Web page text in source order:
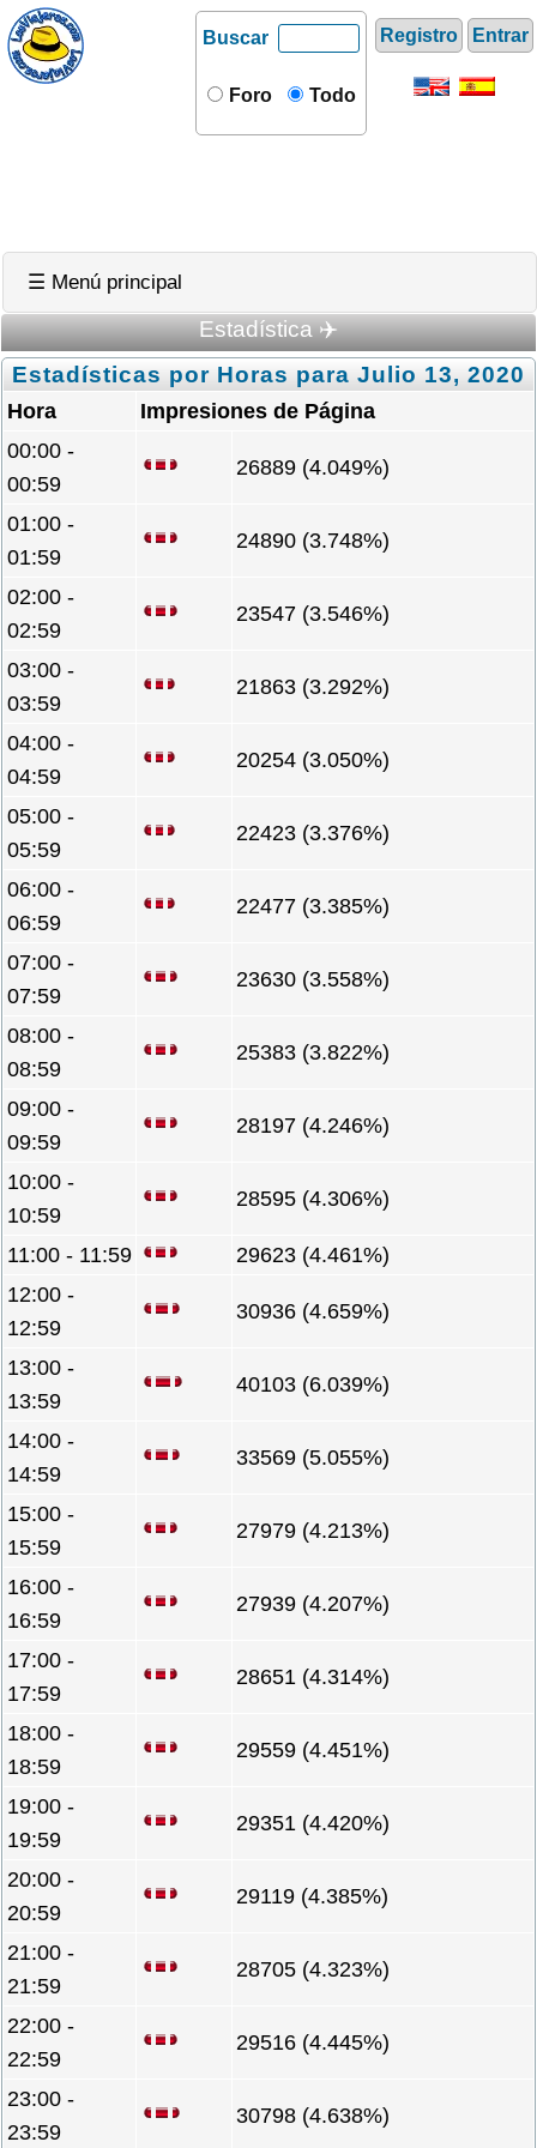
Registro Entrar
Buscar
Foro Todo
☰ Menú principal
Estadística ✈️
Estadísticas por Horas para Julio 13, 2020
Hora
Impresiones de Página
00:00 -
00:59
26889 (4.049%)
01:00 -
01:59
24890 (3.748%)
02:00 -
02:59
23547 (3.546%)
03:00 -
03:59
21863 (3.292%)
04:00 -
04:59
20254 (3.050%)
05:00 -
05:59
22423 (3.376%)
06:00 -
06:59
22477 (3.385%)
07:00 -
07:59
23630 (3.558%)
08:00 -
08:59
25383 (3.822%)
09:00 -
09:59
28197 (4.246%)
10:00 -
10:59
28595 (4.306%)
11:00 - 11:59
29623 (4.461%)
12:00 -
12:59
30936 (4.659%)
13:00 -
13:59
40103 (6.039%)
14:00 -
14:59
33569 (5.055%)
15:00 -
15:59
27979 (4.213%)
16:00 -
16:59
27939 (4.207%)
17:00 -
17:59
28651 (4.314%)
18:00 -
18:59
29559 (4.451%)
19:00 -
19:59
29351 (4.420%)
20:00 -
20:59
29119 (4.385%)
21:00 -
21:59
28705 (4.323%)
22:00 -
22:59
29516 (4.445%)
23:00 -
23:59
30798 (4.638%)